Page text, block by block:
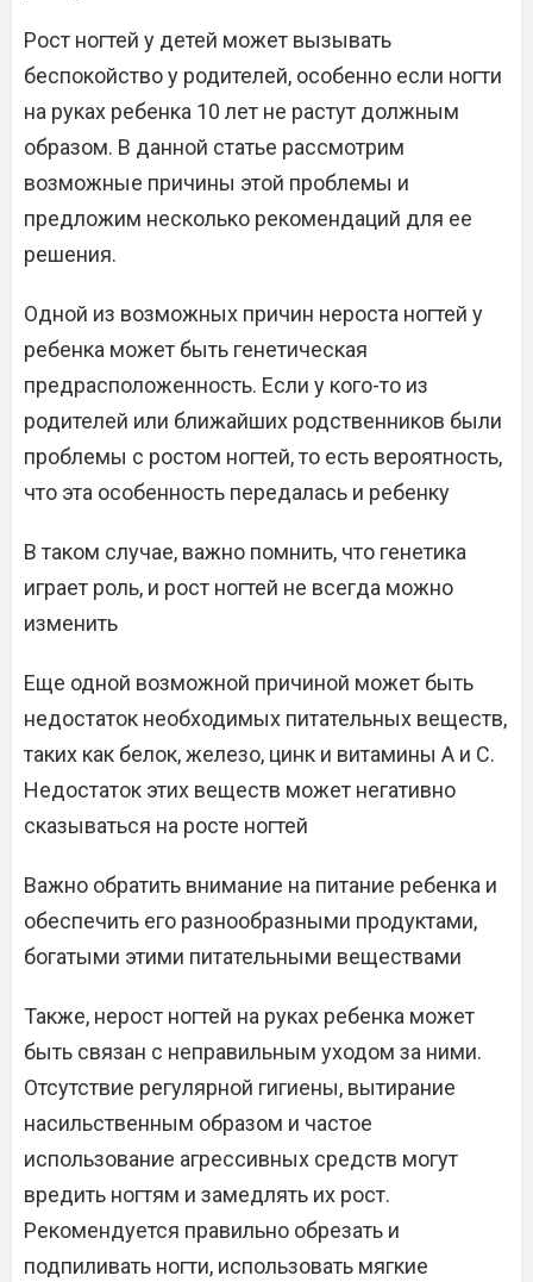
Рост ногтей у детей может вызывать
беспокойство у родителей, особенно если ногти
на руках ребенка 10 лет не растут должным
образом. В данной статье рассмотрим
возможные причины этой проблемы и
предложим несколько рекомендаций для ее
решения.
Одной из возможных причин нероста ногтей у
ребенка может быть генетическая
предрасположенность. Если у кого-то из
родителей или ближайших родственников были
проблемы с ростом ногтей, то есть вероятность,
что эта особенность передалась и ребенку
В таком случае, важно помнить, что генетика
играет роль, и рост ногтей не всегда можно
изменить
Еще одной возможной причиной может быть
недостаток необходимых питательных веществ,
таких как белок, железо, цинк и витамины A и C.
Недостаток этих веществ может негативно
сказываться на росте ногтей
Важно обратить внимание на питание ребенка и
обеспечить его разнообразными продуктами,
богатыми этими питательными веществами
Также, нерост ногтей на руках ребенка может
быть связан с неправильным уходом за ними.
Отсутствие регулярной гигиены, вытирание
насильственным образом и частое
использование агрессивных средств могут
вредить ногтям и замедлять их рост.
Рекомендуется правильно обрезать и
подпиливать ногти, использовать мягкие